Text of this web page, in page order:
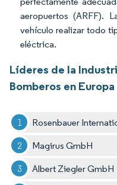
aeropuertos (ARFF).
vehículo realizar todo
eléctrica.
Líderes de la
Bomberos en Europa
Rosenbauer
Magirus GmbH
Albert Ziegler GmbH